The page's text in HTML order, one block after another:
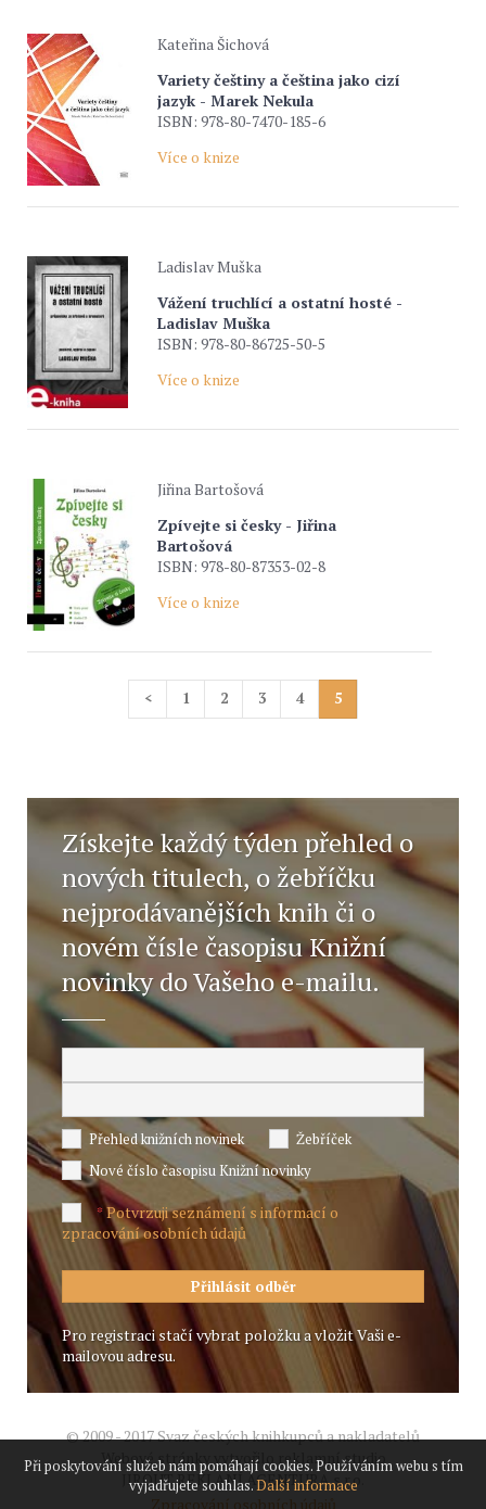
Kateřina Šichová
Variety češtiny a čeština jako cizí
jazyk - Marek Nekula
ISBN: 978-80-7470-185-6
Více o knize
Ladislav Muška
Vážení truchlící a ostatní hosté -
Ladislav Muška
ISBN: 978-80-86725-50-5
Více o knize
Jiřina Bartošová
Zpívejte si česky - Jiřina
Bartošová
ISBN: 978-80-87353-02-8
Více o knize
< 1 2 3 4 5
Získejte každý týden přehled o
nových titulech, o žebříčku
nejprodávanějších knih či o
novém čísle časopisu Knižní
novinky do Vašeho e-mailu.
Přehled knižních novinek
Žebříček
Nové číslo časopisu Knižní novinky
*Potvrzuji seznámení s informací o
zpracování osobních údajů
Pro registraci stačí vybrat položku a vložit Vaši e-
mailovou adresu.
© 2009 - 2017 Svaz českých knihkupců a nakladatelů
Webové stránky vytvořilo reklamní studio
JIROUT REKLANÍ AGENTURA s.r.o.
Zpracování osobních údajů
Při poskytování služeb nám pomáhají cookies. Používáním webu s tím
vyjadřujete souhlas.Další informace